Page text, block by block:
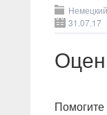
31.07.17